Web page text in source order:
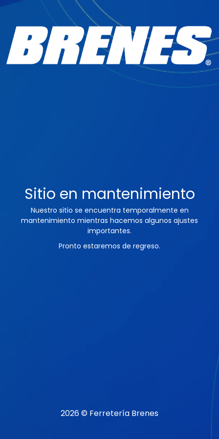
Sitio en mantenimiento
Nuestro sitio se encuentra temporalmente en
mantenimiento mientras hacemos algunos ajustes
importantes.
Pronto estaremos de regreso.
2026 © Ferretería Brenes